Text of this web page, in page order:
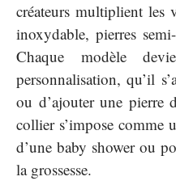
créateurs multiplient les
inoxydable, pierres
Chaque modèle
personnalisation, qu’il
ou d’ajouter une pierre
collier s’impose comme
d’une baby shower ou
la grossesse.